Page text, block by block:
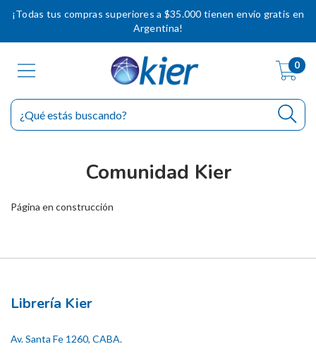
¡Todas tus compras superiores a $35.000 tienen envío gratis en
Argentina!
0
Comunidad Kier
Página en construcción
Librería Kier
Av. Santa Fe 1260, CABA.